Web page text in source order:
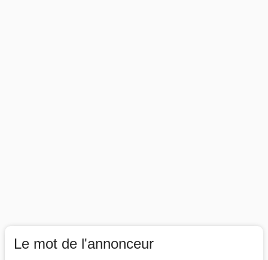
Le mot de l'annonceur